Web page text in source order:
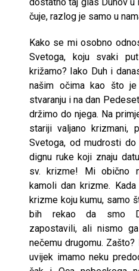
čuje, razlog je samo u
Kako se mi osobno
Svetoga, koju svaki
križamo? Iako Duh i
našim očima kao što
stvaranju i na dan
držimo do njega. Na
stariji valjano krizmani,
Svetoga, od mudrosti do
dignu ruke koji znaju
sv. krizme! Mi obično
kamoli dan krizme.
krizme koju kumu, samo
bih rekao da smo
zapostavili, ali nismo
nečemu drugomu.
uvijek imamo neku